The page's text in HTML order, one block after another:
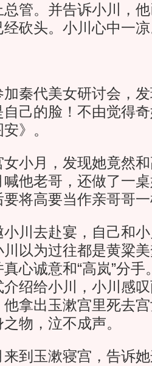
管。并告诉小川，
砍头。小川心中一
代美女研讨会，发
己的脸！不由觉得
》。
月，发现她竟然和
他老哥，还做了一
将高要当作亲哥哥
去赴宴，自己和小
以为过往都是黄粱
心诚意和“高岚”分
绍给小川，小川感
拿出玉漱宫里死去
物，泣不成声。
玉漱寝宫，告诉她